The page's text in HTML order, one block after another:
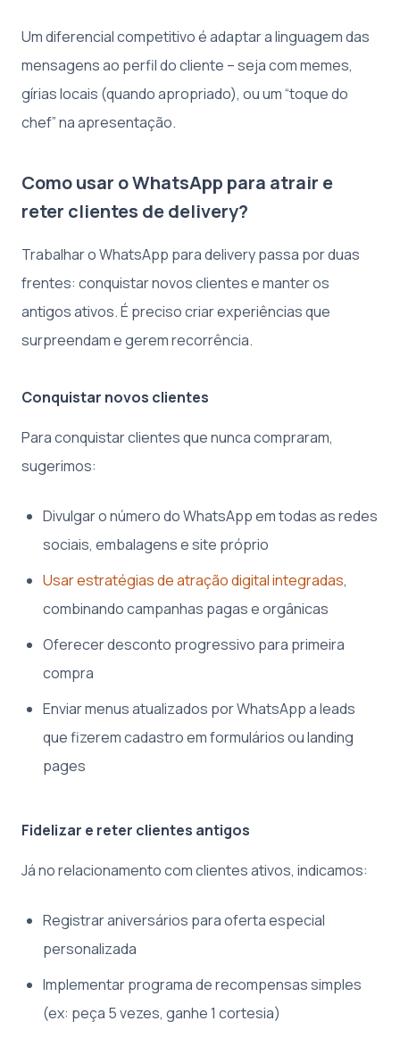
Um diferencial competitivo é adaptar a linguagem das
mensagens ao perfil do cliente – seja com memes,
gírias locais (quando apropriado), ou um “toque do
chef” na apresentação.
Como usar o WhatsApp para atrair e
reter clientes de delivery?
Trabalhar o WhatsApp para delivery passa por duas
frentes: conquistar novos clientes e manter os
antigos ativos. É preciso criar experiências que
surpreendam e gerem recorrência.
Conquistar novos clientes
Para conquistar clientes que nunca compraram,
sugerimos:
Divulgar o número do WhatsApp em todas as redes
sociais, embalagens e site próprio
Usar estratégias de atração digital integradas,
combinando campanhas pagas e orgânicas
Oferecer desconto progressivo para primeira
compra
Enviar menus atualizados por WhatsApp a leads
que fizerem cadastro em formulários ou landing
pages
Fidelizar e reter clientes antigos
Já no relacionamento com clientes ativos, indicamos:
Registrar aniversários para oferta especial
personalizada
Implementar programa de recompensas simples
(ex: peça 5 vezes, ganhe 1 cortesia)